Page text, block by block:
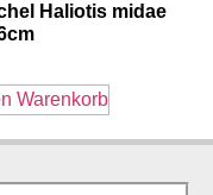
Haliotis midae
Warenkorb